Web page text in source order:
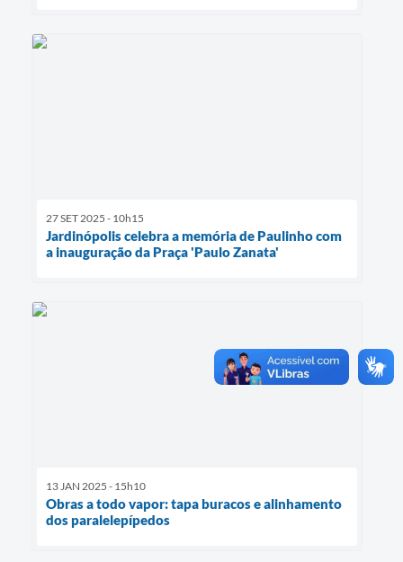
27 SET 2025 - 10h15
Jardinópolis celebra a memória de Paulinho com
a inauguração da Praça 'Paulo Zanata'
13 JAN 2025 - 15h10
Obras a todo vapor: tapa buracos e alinhamento
dos paralelepípedos